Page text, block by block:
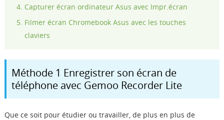
Capturer écran ordinateur Asus avec Impr.écran
Filmer écran Chromebook Asus avec les touches
claviers
Méthode 1 Enregistrer son écran de
téléphone avec Gemoo Recorder Lite
Que ce soit pour étudier ou travailler, de plus en plus de